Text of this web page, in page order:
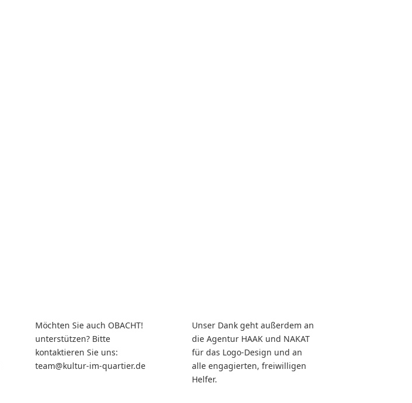
Möchten Sie auch OBACHT!
unterstützen? Bitte
kontaktieren Sie uns:
team@kultur-im-quartier.de
Unser Dank geht außerdem an
die Agentur HAAK und NAKAT
für das Logo-Design und an
alle engagierten, freiwilligen
Helfer.